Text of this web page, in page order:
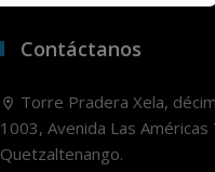
Contáctanos
Torre Pradera Xela,
1003, Avenida Las
Quetzaltenango.